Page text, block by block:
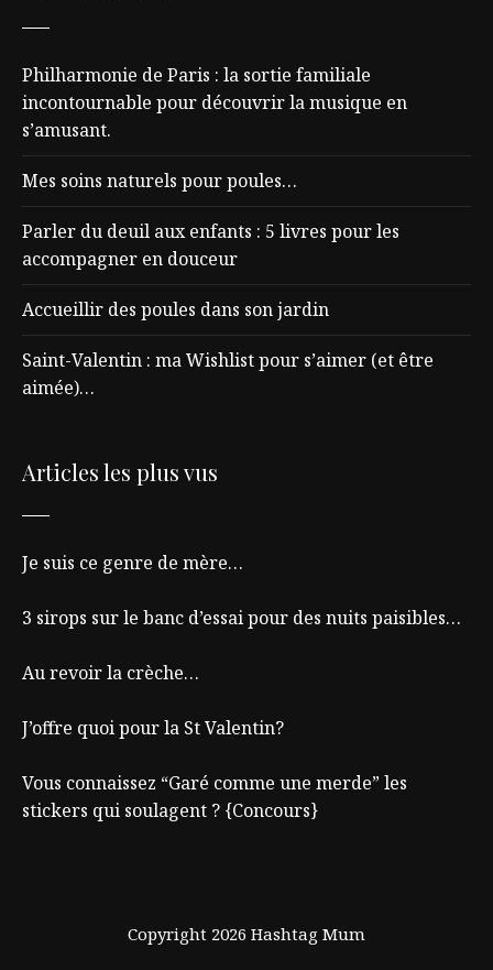
Philharmonie de Paris : la sortie familiale
incontournable pour découvrir la musique en
s’amusant.
Mes soins naturels pour poules…
Parler du deuil aux enfants : 5 livres pour les
accompagner en douceur
Accueillir des poules dans son jardin
Saint-Valentin : ma Wishlist pour s’aimer (et être
aimée)…
Articles les plus vus
Je suis ce genre de mère…
3 sirops sur le banc d’essai pour des nuits paisibles…
Au revoir la crèche…
J’offre quoi pour la St Valentin?
Vous connaissez “Garé comme une merde” les
stickers qui soulagent ? {Concours}
Copyright 2026 Hashtag Mum